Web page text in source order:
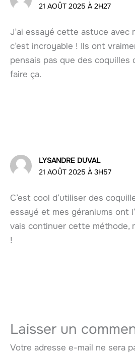
21 AOÛT 2025 À 2H27
J’ai essayé cette astuce avec
c’est incroyable ! Ils ont
pensais pas que des coquilles
faire ça.
LYSANDRE DUVAL
21 AOÛT 2025 À 3H57
C’est cool d’utiliser des
essayé et mes géraniums ont
vais continuer cette méthode,
!
Laisser un
Votre adresse e-mail ne sera